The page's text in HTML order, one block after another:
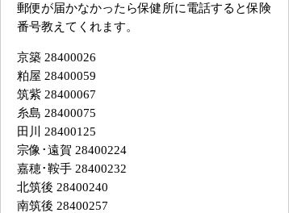
郵便が届かなかったら保健所に電話すると保険
番号教えてくれます。
京築 28400026
粕屋 28400059
筑紫 28400067
糸島 28400075
田川 28400125
宗像･遠賀 28400224
嘉穂･鞍手 28400232
北筑後 28400240
南筑後 28400257